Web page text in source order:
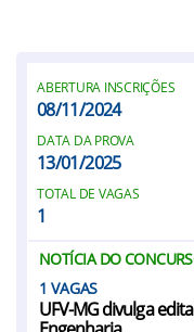
ABERTURA INSCRIÇÕES
08/11/2024
DATA DA PROVA
13/01/2025
TOTAL DE VAGAS
1
NOTÍCIA DO
1
UFV-MG divulga